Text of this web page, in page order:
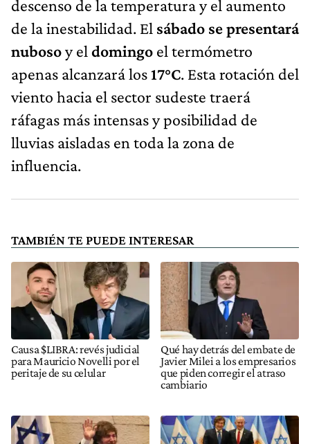
descenso de la temperatura y el aumento
de la inestabilidad. El sábado se presentará
nubosoy el domingo el termómetro
apenas alcanzará los17°C. Esta rotación del
viento hacia el sector sudeste traerá
ráfagas más intensas y posibilidad de
lluvias aisladas en toda la zona de
influencia.
TAMBIÉN TE PUEDE INTERESAR
Causa $LIBRA: revés judicial
para Mauricio Novelli por el
peritaje de su celular
Qué hay detrás del embate de
Javier Milei a los empresarios
que piden corregir el atraso
cambiario